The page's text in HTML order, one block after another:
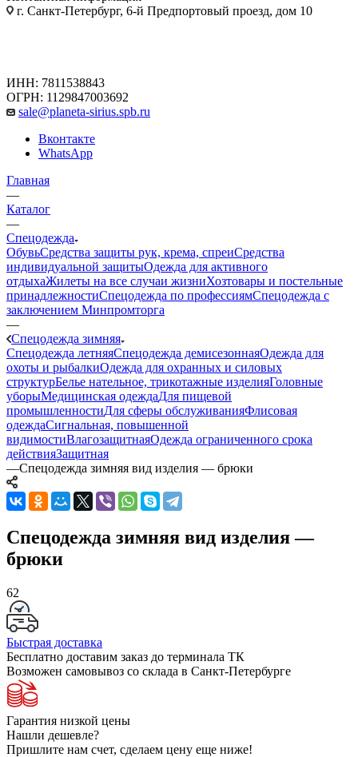
г. Санкт-Петербург, 6-й Предпортовый проезд, дом 10
ИНН: 7811538843
ОГРН: 1129847003692
sale@planeta-sirius.spb.ru
Вконтакте
WhatsApp
Главная
—
Каталог
—
Спецодежда
ОбувьСредства защиты рук, крема, спреиСредства
индивидуальной защитыОдежда для активного
отдыхаЖилеты на все случаи жизниХозтовары и постельные
принадлежностиСпецодежда по профессиямСпецодежда с
заключением Минпромторга
—
Спецодежда зимняя
Спецодежда летняяСпецодежда демисезоннаяОдежда для
охоты и рыбалкиОдежда для охранных и силовых
структурБелье нательное, трикотажные изделияГоловные
уборыМедицинская одеждаДля пищевой
промышленностиДля сферы обслуживанияФлисовая
одеждаСигнальная, повышенной
видимостиВлагозащитнаяОдежда ограниченного срока
действияЗащитная
—Спецодежда зимняя вид изделия — брюки
Спецодежда зимняя вид изделия —
брюки
62
Быстрая доставка
Бесплатно доставим заказ до терминала ТК
Возможен самовывоз со склада в Санкт-Петербурге
Гарантия низкой цены
Нашли дешевле?
Пришлите нам счет, сделаем цену еще ниже!